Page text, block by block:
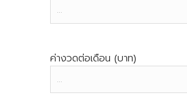
ค่างวดต่อเดือน (บาท)